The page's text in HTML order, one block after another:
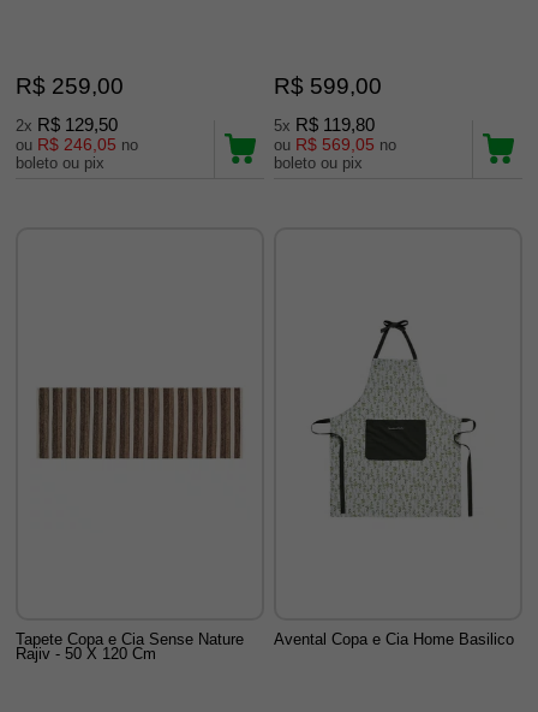
R$ 259,00
2x R$ 129,50
ou R$ 246,05 no
boleto ou pix
R$ 599,00
5x R$ 119,80
ou R$ 569,05 no
boleto ou pix
Tapete Copa e Cia Sense Nature
Rajiv - 50 X 120 Cm
Avental Copa e Cia Home Basilico